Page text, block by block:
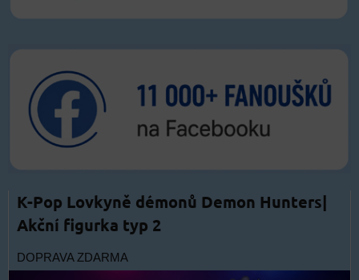
K-Pop Lovkyně démonů Demon Hunters|
Akční figurka typ 2
DOPRAVA ZDARMA